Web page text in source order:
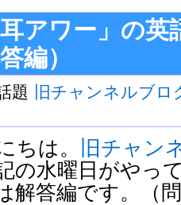
耳アワー」の
編）
題 旧チャンネルブロ
ちは。
旧チャン
の水曜日がやっ
解答編です。（